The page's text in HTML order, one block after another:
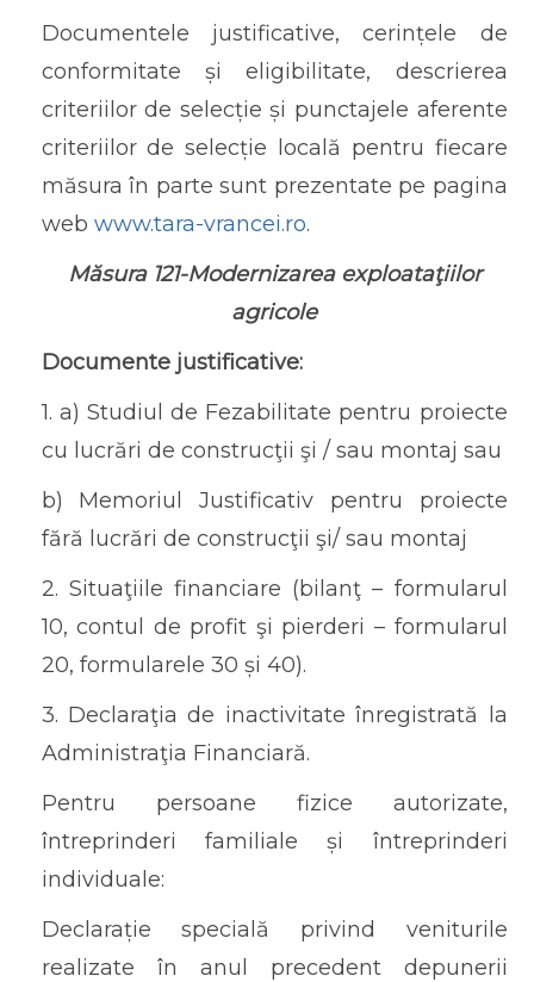
Documentele justificative, cerințele de
conformitate și eligibilitate, descrierea
criteriilor de selecție și punctajele aferente
criteriilor de selecție locală pentru fiecare
măsura în parte sunt prezentate pe pagina
web www.tara-vrancei.ro.
Măsura 121-Modernizarea exploataţiilor
agricole
Documente justificative:
1. a) Studiul de Fezabilitate pentru proiecte
cu lucrări de construcţii şi / sau montaj sau
b) Memoriul Justificativ pentru proiecte
fără lucrări de construcţii şi/ sau montaj
2. Situaţiile financiare (bilanţ – formularul
10, contul de profit şi pierderi – formularul
20, formularele 30 și 40).
3. Declaraţia de inactivitate înregistrată la
Administraţia Financiară.
Pentru persoane fizice autorizate,
întreprinderi familiale și întreprinderi
individuale:
Declarație specială privind veniturile
realizate în anul precedent depunerii